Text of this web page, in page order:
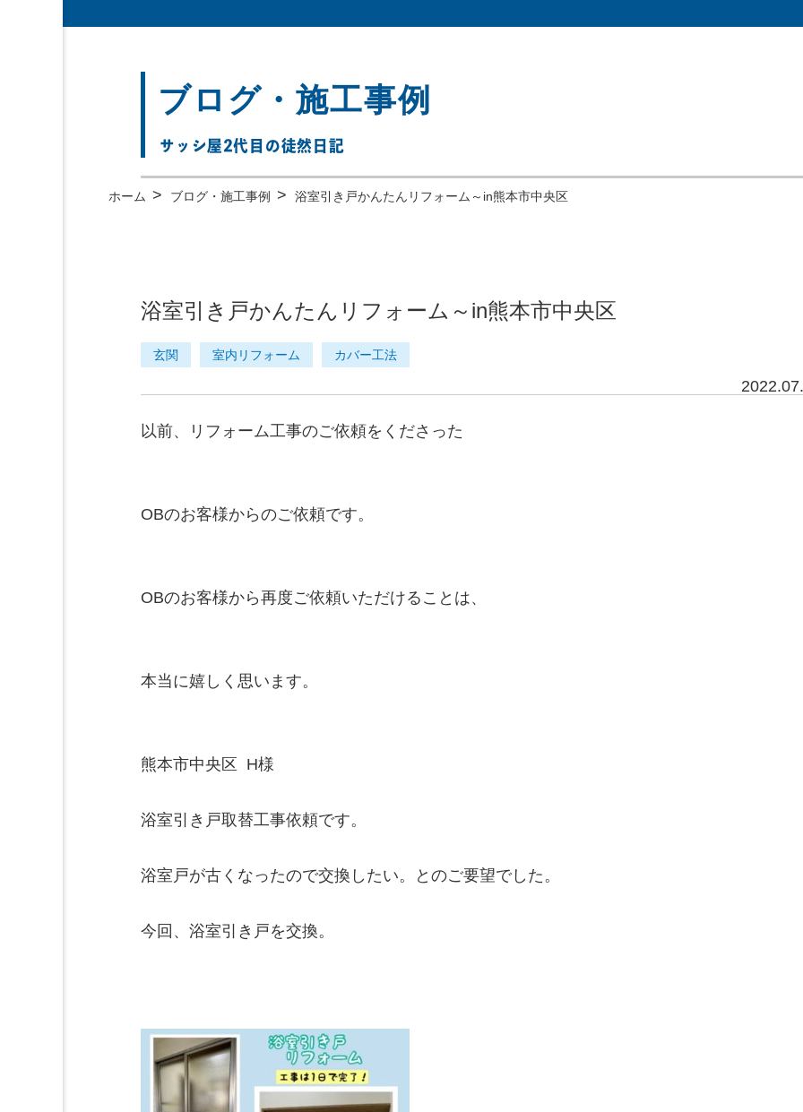
ブログ・施工事例
サッシ屋2代目の徒然日記
ホーム > ブログ・施工事例 > 浴室引き戸かんたんリフォーム～in熊本市中央区
浴室引き戸かんたんリフォーム～in熊本市中央区
玄関 室内リフォーム カバー工法
以前、リフォーム工事のご依頼をくださった
OBのお客様からのご依頼です。
OBのお客様から再度ご依頼いただけることは、
本当に嬉しく思います。
熊本市中央区  H様
浴室引き戸取替工事依頼です。
浴室戸が古くなったので交換したい。とのご要望でした。
今回、浴室引き戸を交換。